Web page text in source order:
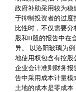
政府补助采用较为稳
于抑制投资者的过度
比性时，不仅需要
股和H股的报告中在
异。 以洛阳玻璃为
地使用权包含有控股
企业会计准则财务报
告中采用成本计量模
土地的成本是零成本